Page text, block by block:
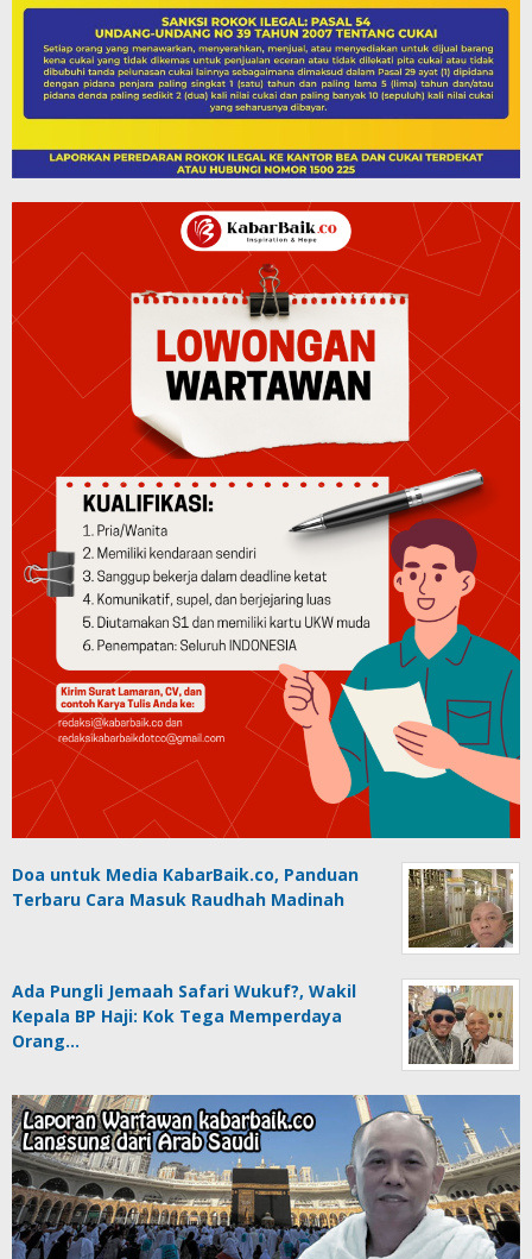
Doa untuk Media KabarBaik.co, Panduan
Terbaru Cara Masuk Raudhah Madinah
Ada Pungli Jemaah Safari Wukuf?, Wakil
Kepala BP Haji: Kok Tega Memperdaya
Orang…